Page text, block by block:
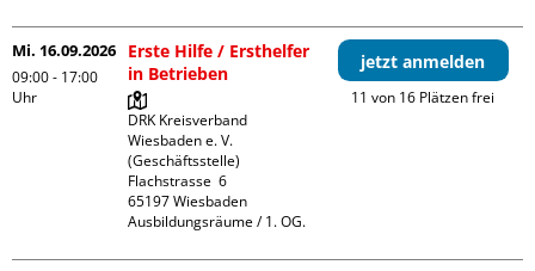
Mi. 16.09.2026
09:00 - 17:00
Uhr
Erste Hilfe / Ersthelfer
in Betrieben
DRK Kreisverband
Wiesbaden e. V.
(Geschäftsstelle)
Flachstrasse  6
65197 Wiesbaden
Ausbildungsräume / 1. OG.
jetzt anmelden
11 von 16 Plätzen frei